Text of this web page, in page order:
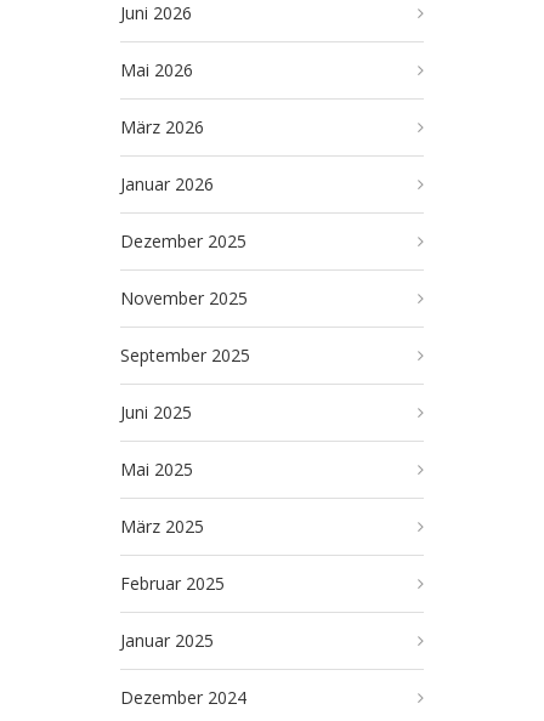
Juni 2026
Mai 2026
März 2026
Januar 2026
Dezember 2025
November 2025
September 2025
Juni 2025
Mai 2025
März 2025
Februar 2025
Januar 2025
Dezember 2024